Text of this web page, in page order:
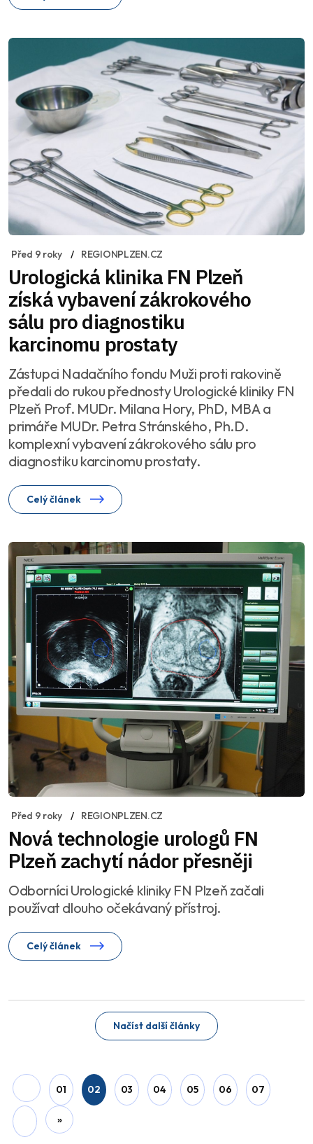
Před 9 roky REGIONPLZEN.CZ
Urologická klinika FN Plzeň
získá vybavení zákrokového
sálu pro diagnostiku
karcinomu prostaty
Zástupci Nadačního fondu Muži proti rakovině
předali do rukou přednosty Urologické kliniky FN
Plzeň Prof. MUDr. Milana Hory, PhD, MBA a
primáře MUDr. Petra Stránského, Ph.D.
komplexní vybavení zákrokového sálu pro
diagnostiku karcinomu prostaty.
Celý článek
Před 9 roky REGIONPLZEN.CZ
Nová technologie urologů FN
Plzeň zachytí nádor přesněji
Odborníci Urologické kliniky FN Plzeň začali
používat dlouho očekávaný přístroj.
Celý článek
Načíst další články
01 02 03 04 05 06 07
»